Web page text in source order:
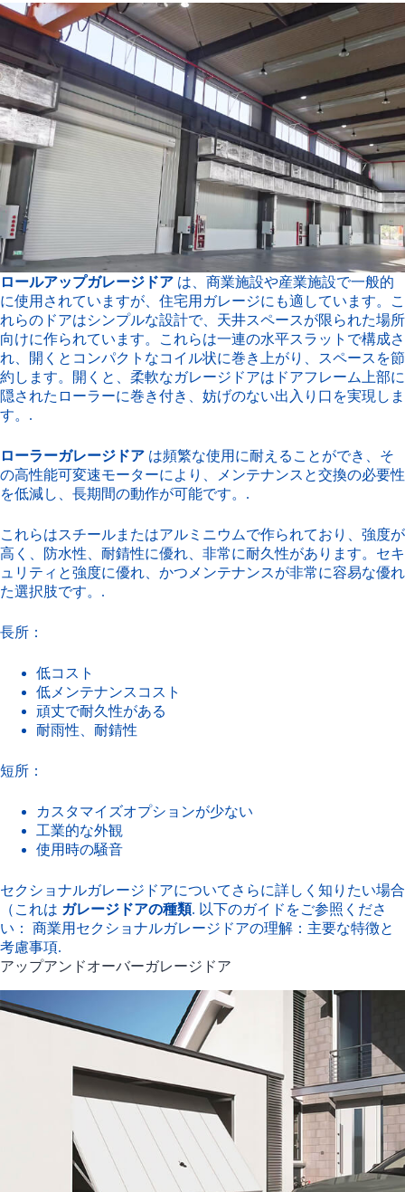
ロールアップガレージドア は、商業施設や産業施設で一般的
に使用されていますが、住宅用ガレージにも適しています。こ
れらのドアはシンプルな設計で、天井スペースが限られた場所
向けに作られています。これらは一連の水平スラットで構成さ
れ、開くとコンパクトなコイル状に巻き上がり、スペースを節
約します。開くと、柔軟なガレージドアはドアフレーム上部に
隠されたローラーに巻き付き、妨げのない出入り口を実現しま
す。.
ローラーガレージドア は頻繁な使用に耐えることができ、そ
の高性能可変速モーターにより、メンテナンスと交換の必要性
を低減し、長期間の動作が可能です。.
これらはスチールまたはアルミニウムで作られており、強度が
高く、防水性、耐錆性に優れ、非常に耐久性があります。セキ
ュリティと強度に優れ、かつメンテナンスが非常に容易な優れ
た選択肢です。.
長所：
低コスト
低メンテナンスコスト
頑丈で耐久性がある
耐雨性、耐錆性
短所：
カスタマイズオプションが少ない
工業的な外観
使用時の騒音
セクショナルガレージドアについてさらに詳しく知りたい場合
（これは ガレージドアの種類. 以下のガイドをご参照くださ
い： 商業用セクショナルガレージドアの理解：主要な特徴と
考慮事項.
アップアンドオーバーガレージドア